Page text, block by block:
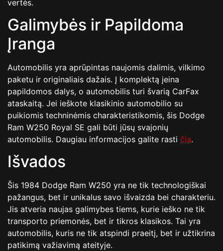
vertės.
Galimybės ir Papildoma
Įranga
Automobilis yra aprūpintas naujomis dalimis, vilkimo
paketu ir originaliais dažais. Į komplektą įeina
papildomos dalys, o automobilis turi švarią CarFax
ataskaitą. Jei ieškote klasikinio automobilio su
puikiomis techninėmis charakteristikomis, šis Dodge
Ram W250 Royal SE gali būti jūsų svajonių
automobilis. Daugiau informacijos galite rasti čia.
Išvados
Šis 1984 Dodge Ram W250 yra ne tik technologiškai
pažangus, bet ir unikalus savo išvaizda bei charakteriu.
Jis atveria naujas galimybes tiems, kurie ieško ne tik
transporto priemonės, bet ir tikros klasikos. Tai yra
automobilis, kuris ne tik atspindi praeitį, bet ir užtikrina
patikimą važiavimą ateityje.